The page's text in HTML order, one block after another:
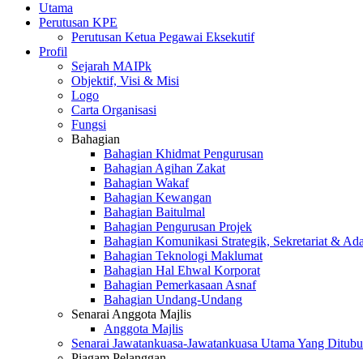
Utama
Perutusan KPE
Perutusan Ketua Pegawai Eksekutif
Profil
Sejarah MAIPk
Objektif, Visi & Misi
Logo
Carta Organisasi
Fungsi
Bahagian
Bahagian Khidmat Pengurusan
Bahagian Agihan Zakat
Bahagian Wakaf
Bahagian Kewangan
Bahagian Baitulmal
Bahagian Pengurusan Projek
Bahagian Komunikasi Strategik, Sekretariat &
Bahagian Teknologi Maklumat
Bahagian Hal Ehwal Korporat
Bahagian Pemerkasaan Asnaf
Bahagian Undang-Undang
Senarai Anggota Majlis
Anggota Majlis
Senarai Jawatankuasa-Jawatankuasa Utama Yang